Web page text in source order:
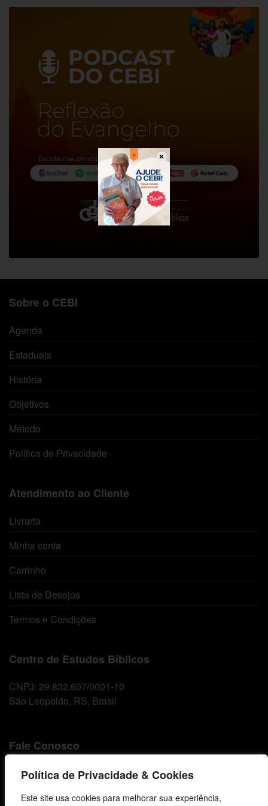
Política de Privacidade & Cookies
Este site usa cookies para melhorar sua experiência,
Sobre o CEBI
Agenda
Estaduais
História
Objetivos
Método
Política de Privacidade
Atendimento ao Cliente
Livraria
Minha conta
Carrinho
Lista de Desejos
Termos e Condições
Centro de Estudos Bíblicos
CNPJ: 29.832.607/0001-10
São Leopoldo, RS, Brasil
Fale Conosco
E-mails
comunicacao@cebi.org.br